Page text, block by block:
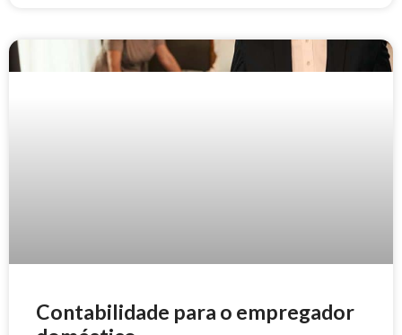
Contabilidade para o empregador